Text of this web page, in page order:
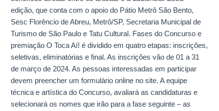
edição, que conta com o apoio do Pátio Metrô São Bento,
Sesc Florêncio de Abreu, Metrô/SP, Secretaria Municipal de
Turismo de São Paulo e Tatu Cultural. Fases do Concurso e
premiação O Toca Aí! é dividido em quatro etapas: inscrições,
seletivas, eliminatórias e final. As inscrições vão de 01 a 31
de março de 2024. As pessoas interessadas em participar
devem preencher um formulário online no site. A equipe
técnica e artística do Concurso, avaliará as candidaturas e
selecionará os nomes que irão para a fase seguinte – as